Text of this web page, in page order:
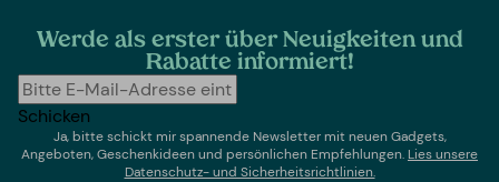
Werde als erster über Neuigkeiten und
Rabatte informiert!
Schicken
Ja, bitte schickt mir spannende Newsletter mit neuen Gadgets,
Angeboten, Geschenkideen und persönlichen Empfehlungen. Lies unsere
Datenschutz- und Sicherheitsrichtlinien.